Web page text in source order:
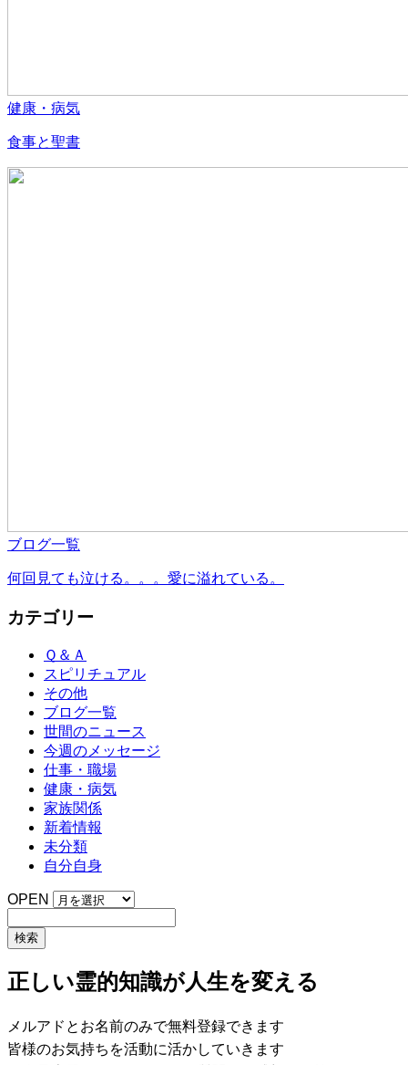
健康・病気
食事と聖書
ブログ一覧
何回見ても泣ける。。。愛に溢れている。
カテゴリー
Ｑ＆Ａ
スピリチュアル
その他
ブログ一覧
世間のニュース
今週のメッセージ
仕事・職場
健康・病気
家族関係
新着情報
未分類
自分自身
OPEN
正しい霊的知識が人生を変える
メルアドとお名前のみで無料登録できます
皆様のお気持ちを活動に活かしていきます